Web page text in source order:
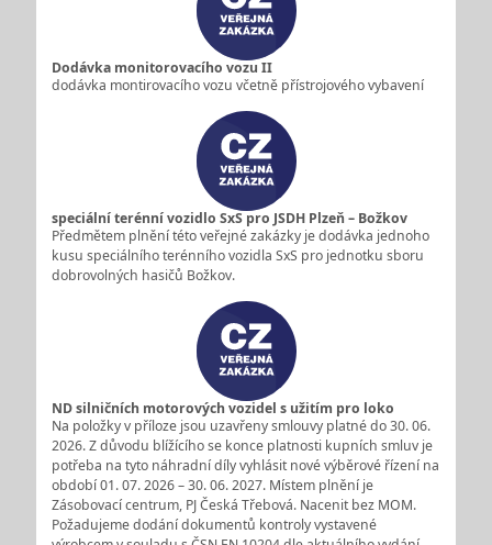
Dodávka monitorovacího vozu II
dodávka montirovacího vozu včetně přístrojového vybavení
speciální terénní vozidlo SxS pro JSDH Plzeň – Božkov
Předmětem plnění této veřejné zakázky je dodávka jednoho
kusu speciálního terénního vozidla SxS pro jednotku sboru
dobrovolných hasičů Božkov.
ND silničních motorových vozidel s užitím pro loko
Na položky v příloze jsou uzavřeny smlouvy platné do 30. 06.
2026. Z důvodu blížícího se konce platnosti kupních smluv je
potřeba na tyto náhradní díly vyhlásit nové výběrové řízení na
období 01. 07. 2026 – 30. 06. 2027. Místem plnění je
Zásobovací centrum, PJ Česká Třebová. Nacenit bez MOM.
Požadujeme dodání dokumentů kontroly vystavené